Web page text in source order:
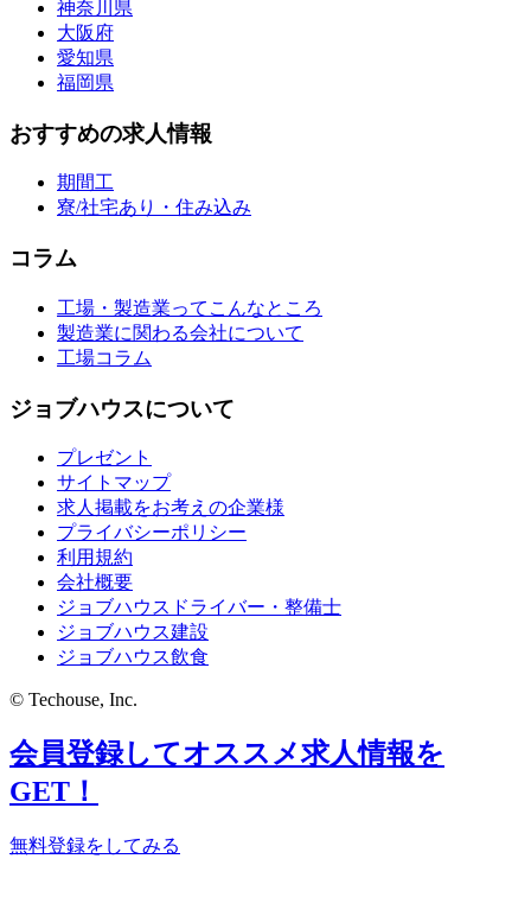
神奈川県
大阪府
愛知県
福岡県
おすすめの求人情報
期間工
寮/社宅あり・住み込み
コラム
工場・製造業ってこんなところ
製造業に関わる会社について
工場コラム
ジョブハウスについて
プレゼント
サイトマップ
求人掲載をお考えの企業様
プライバシーポリシー
利用規約
会社概要
ジョブハウスドライバー・整備士
ジョブハウス建設
ジョブハウス飲食
© Techouse, Inc.
会員登録してオススメ求人情報を
GET！
無料登録をしてみる